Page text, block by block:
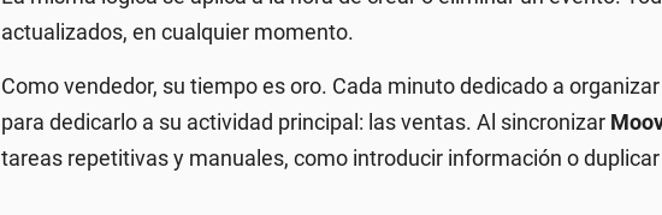
actualizados, en cualquier momento.
Como vendedor, su tiempo es oro. Cada minuto dedicado a
para dedicarlo a su actividad principal: las ventas. Al sincronizar
tareas repetitivas y manuales, como introducir información o